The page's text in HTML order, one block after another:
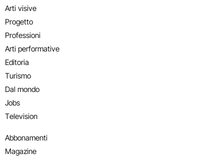
Arti visive
Progetto
Professioni
Arti performative
Editoria
Turismo
Dal mondo
Jobs
Television
Abbonamenti
Magazine